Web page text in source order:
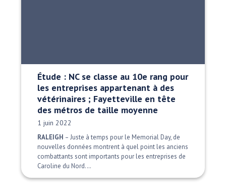
Étude : NC se classe au 10e rang pour
les entreprises appartenant à des
vétérinaires ; Fayetteville en tête
des métros de taille moyenne
Date publiée:
1 juin 2022
RALEIGH – Juste à temps pour le Memorial Day, de
nouvelles données montrent à quel point les anciens
combattants sont importants pour les entreprises de
Caroline du Nord.…